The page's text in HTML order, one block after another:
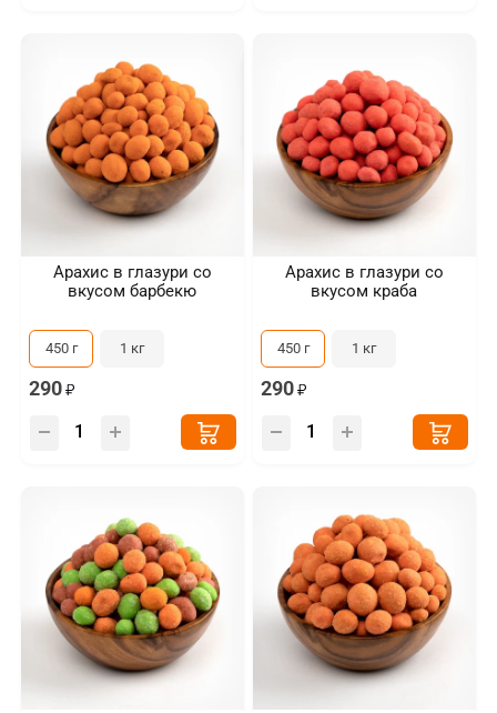
Арахис в глазури со
вкусом барбекю
450 г 1 кг
290
Арахис в глазури со
вкусом краба
450 г 1 кг
290